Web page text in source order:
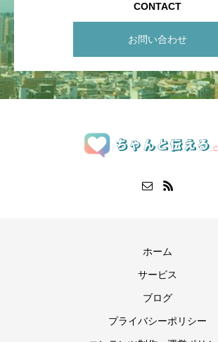
CONTACT
お問い合わせ
ホーム
サービス
ブログ
プライバシーポリシー